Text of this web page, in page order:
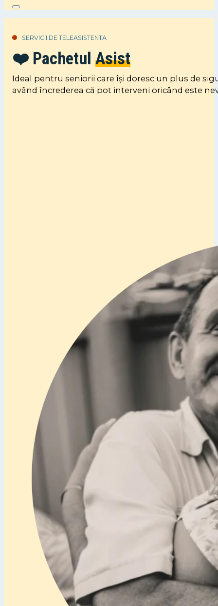
SERVICII DE TELEASISTENTA
❤️ PachetulAsist
Ideal pentru seniorii care își doresc un plus de
având încrederea că pot interveni oricând este